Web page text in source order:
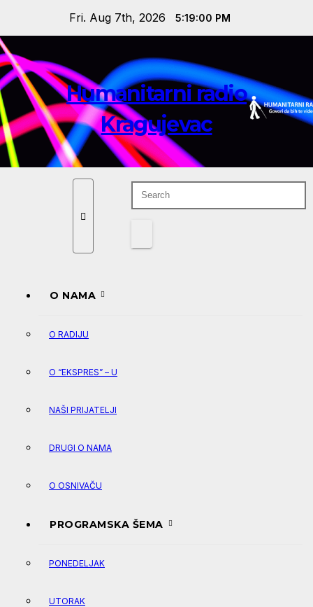
content
Fri. Aug 7th, 2026 5:19:01 PM
Humanitarni radio
Kragujevac
O NAMA
O RADIJU
O “EKSPRES” – U
NAŠI PRIJATELJI
DRUGI O NAMA
O OSNIVAČU
PROGRAMSKA ŠEMA
PONEDELJAK
UTORAK